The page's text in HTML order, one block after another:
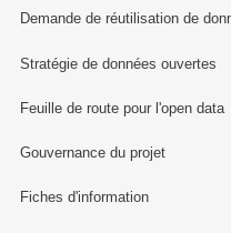
Demande de réutilisation de
Stratégie de données ouvertes
Feuille de route pour l'open data
Gouvernance du projet
Fiches d'information